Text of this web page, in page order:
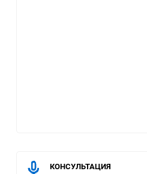
КОНСУЛЬТАЦИЯ